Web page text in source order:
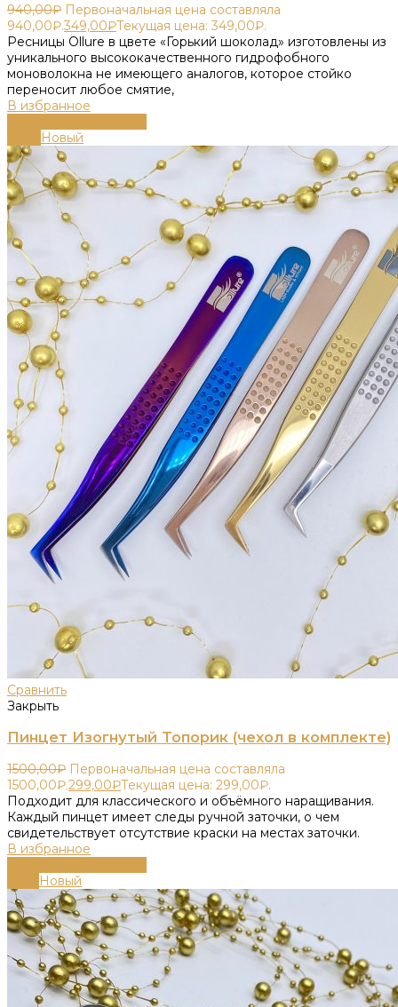
940,00₽ Первоначальная цена составляла
940,00₽.349,00₽Текущая цена: 349,00₽.
Ресницы Ollure в цвете «Горький шоколад» изготовлены из
уникального высококачественного гидрофобного
моноволокна не имеющего аналогов, которое стойко
переносит любое смятие,
В избранное
Новый
Сравнить
Закрыть
Пинцет Изогнутый Топорик (чехол в комплекте)
1500,00₽ Первоначальная цена составляла
1500,00₽.299,00₽Текущая цена: 299,00₽.
Подходит для классического и объёмного наращивания.
Каждый пинцет имеет следы ручной заточки, о чем
свидетельствует отсутствие краски на местах заточки.
В избранное
Новый